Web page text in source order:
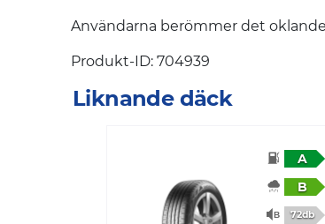
Användarna berömmer det
Produkt-ID: 704939
Liknande däck
A
B
72db